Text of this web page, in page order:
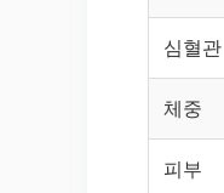
심혈관
체중
피부